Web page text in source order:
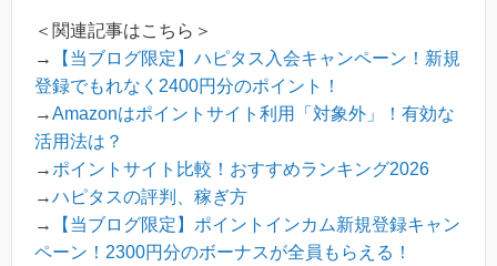
＜関連記事はこちら＞
→
【当ブログ限定】ハピタス入会キャンペーン！新規
登録でもれなく2400円分のポイント！
→Amazonはポイントサイト利用「対象外」！有効な
活用法は？
→ ポイントサイト比較！おすすめランキング2026
→ハピタスの評判、稼ぎ方
→
【当ブログ限定】ポイントインカム新規登録キャン
ペーン！2300円分のボーナスが全員もらえる！